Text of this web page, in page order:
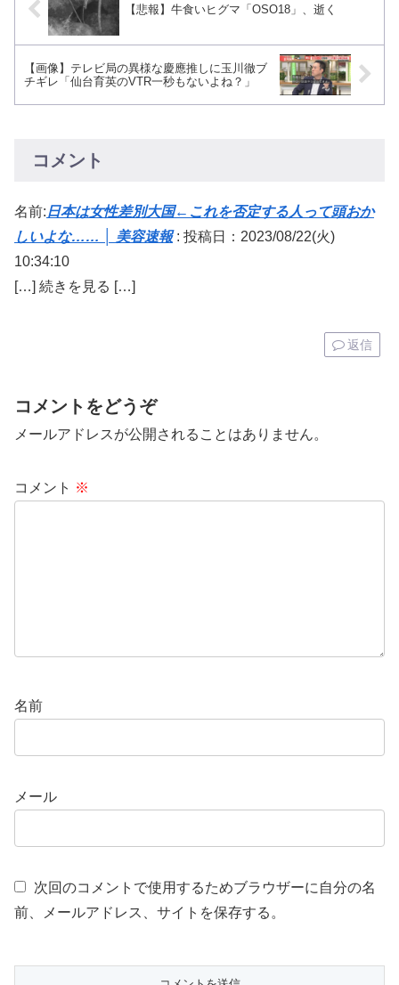
【悲報】牛食いヒグマ「OSO18」、逝く
【画像】テレビ局の異様な慶應推しに玉川徹ブ
チギレ「仙台育英のVTR一秒もないよね？」
コメント
名前:日本は女性差別大国←これを否定する人って頭おか
しいよな…… │ 美容速報: 投稿日：2023/08/22(火)
10:34:10
[…] 続きを見る […]
返信
コメントをどうぞ
メールアドレスが公開されることはありません。
コメント ※
名前
メール
次回のコメントで使用するためブラウザーに自分の名
前、メールアドレス、サイトを保存する。